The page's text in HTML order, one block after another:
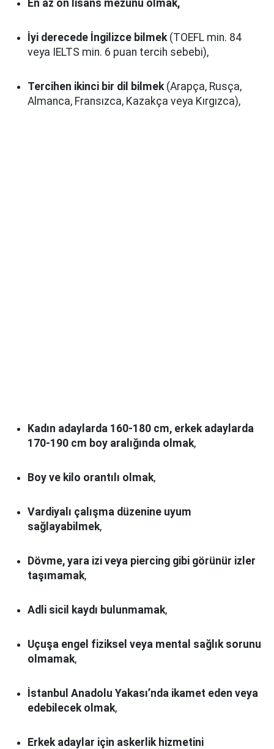
En az ön lisans mezunu olmak,
İyi derecede İngilizce bilmek(TOEFL min. 84
veya IELTS min. 6 puan tercih sebebi),
Tercihen ikinci bir dil bilmek(Arapça, Rusça,
Almanca, Fransızca, Kazakça veya Kırgızca),
Kadın adaylarda 160-180 cm, erkek adaylarda
170-190 cm boy aralığında olmak,
Boy ve kilo orantılı olmak,
Vardiyalı çalışma düzenine uyum
sağlayabilmek,
Dövme, yara izi veya piercing gibi görünür izler
taşımamak,
Adli sicil kaydı bulunmamak,
Uçuşa engel fiziksel veya mental sağlık sorunu
olmamak,
İstanbul Anadolu Yakası’nda ikamet eden veya
edebilecek olmak,
Erkek adaylar için askerlik hizmetini